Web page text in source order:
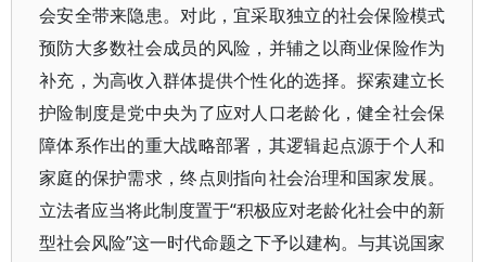
会安全带来隐患。对此，宜采取独立的社会保险模式
预防大多数社会成员的风险，并辅之以商业保险作为
补充，为高收入群体提供个性化的选择。探索建立长
护险制度是党中央为了应对人口老龄化，健全社会保
障体系作出的重大战略部署，其逻辑起点源于个人和
家庭的保护需求，终点则指向社会治理和国家发展。
立法者应当将此制度置于“积极应对老龄化社会中的新
型社会风险”这一时代命题之下予以建构。与其说国家